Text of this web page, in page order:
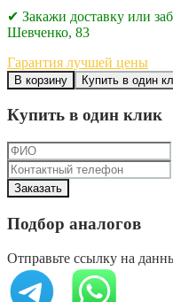
✔ Закажи доставку или
Шевченко, 83
Гарантия лучшей цены
В корзину Купить в один
Купить в один клик
Подбор аналогов
Отправьте ссылку на